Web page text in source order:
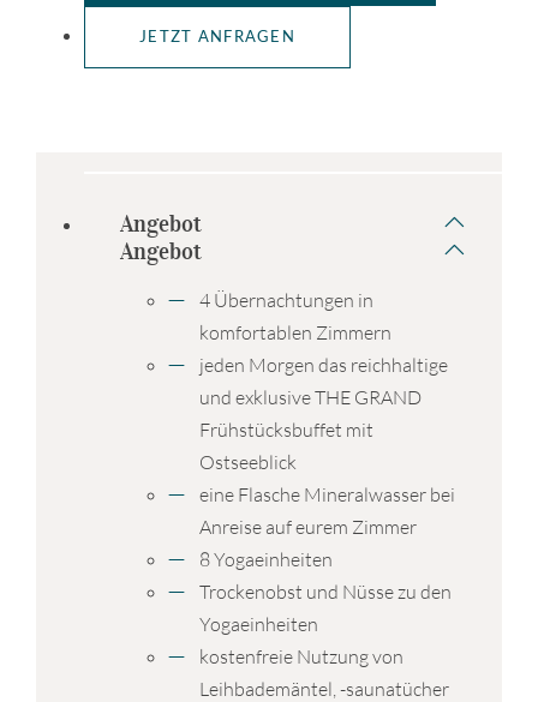
JETZT ANFRAGEN
Angebot
Angebot
4 Übernachtungen in
komfortablen Zimmern
jeden Morgen das reichhaltige
und exklusive THE GRAND
Frühstücksbuffet mit
Ostseeblick
eine Flasche Mineralwasser bei
Anreise auf eurem Zimmer
8 Yogaeinheiten
Trockenobst und Nüsse zu den
Yogaeinheiten
kostenfreie Nutzung von
Leihbademäntel, -saunatücher